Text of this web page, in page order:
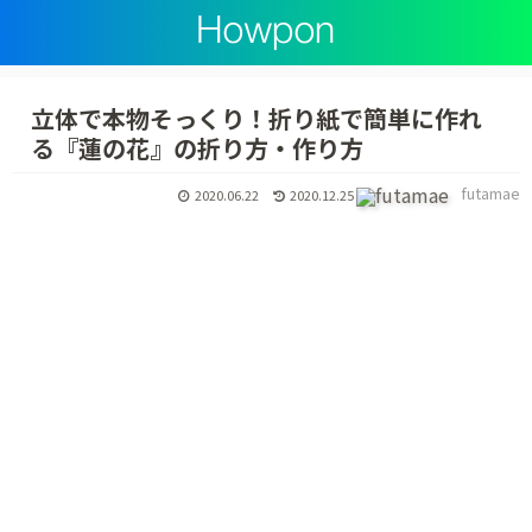
立体で本物そっくり！折り紙で簡単に作れ
る『蓮の花』の折り方・作り方
futamae
2020.12.25
2020.06.22